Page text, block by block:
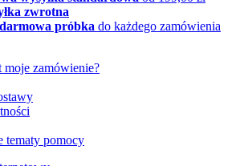
zwrotna
próbka do każdego zamówienia
moje zamówienie?
tematy pomocy